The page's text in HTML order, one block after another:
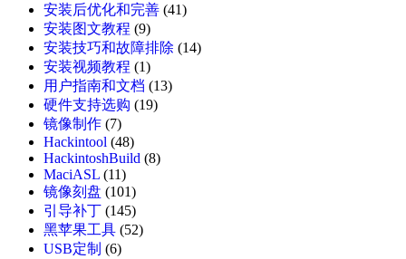
安装后优化和完善 (41)
安装图文教程 (9)
安装技巧和故障排除 (14)
安装视频教程 (1)
用户指南和文档 (13)
硬件支持选购 (19)
镜像制作 (7)
Hackintool (48)
HackintoshBuild (8)
MaciASL (11)
镜像刻盘 (101)
引导补丁 (145)
黑苹果工具 (52)
USB定制 (6)